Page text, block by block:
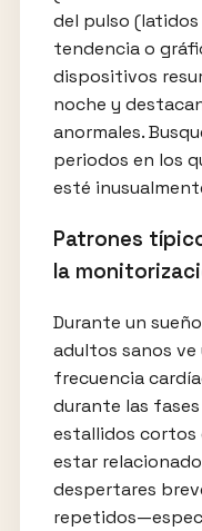
del pulso
tendencia o
dispositivos
noche y
anormales.
periodos en los
esté
Patrones
la
Durante un
adultos sanos ve
frecuencia
durante las fases
estallidos cortos
estar
despertares